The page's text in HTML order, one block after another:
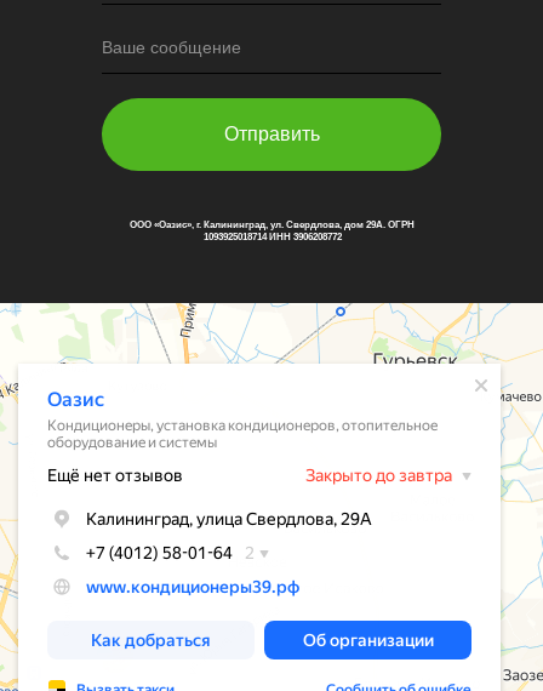
Ваше сообщение
Отправить
ООО «Оазис», г. Калининград, ул. Свердлова, дом 29А. ОГРН
1093925018714 ИНН 3906208772